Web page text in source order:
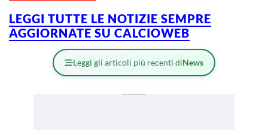
LEGGI TUTTE LE NOTIZIE SEMPRE
AGGIORNATE SU CALCIOWEB
Leggi gli articoli più recenti diNews